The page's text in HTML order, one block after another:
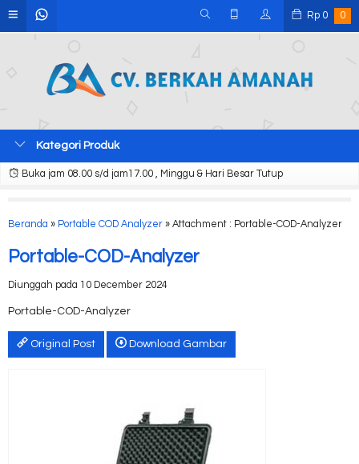
Rp 0 0
Kategori Produk
Buka jam 08.00 s/d jam17.00 , Minggu & Hari Besar Tutup
Beranda » Portable COD Analyzer » Attachment : Portable-COD-Analyzer
Portable-COD-Analyzer
Diunggah pada 10 December 2024
Portable-COD-Analyzer
Original Post Download Gambar